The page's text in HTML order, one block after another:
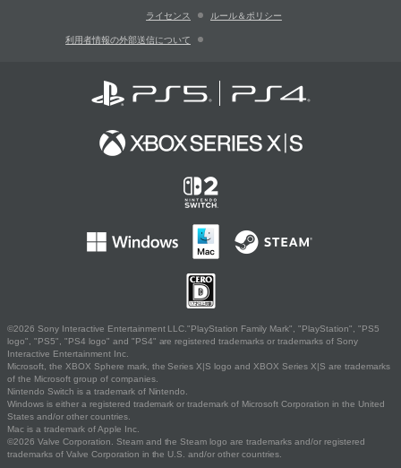
ライセンス ルール＆ポリシー
利用者情報の外部送信について
©2026 Sony Interactive Entertainment LLC."PlayStation Family Mark", "PlayStation", "PS5
logo", "PS5", "PS4 logo" and "PS4" are registered trademarks or trademarks of Sony
Interactive Entertainment Inc.
Microsoft, the XBOX Sphere mark, the Series X|S logo and XBOX Series X|S are trademarks
of the Microsoft group of companies.
Nintendo Switch is a trademark of Nintendo.
Windows is either a registered trademark or trademark of Microsoft Corporation in the United
States and/or other countries.
Mac is a trademark of Apple Inc.
©2026 Valve Corporation. Steam and the Steam logo are trademarks and/or registered
trademarks of Valve Corporation in the U.S. and/or other countries.